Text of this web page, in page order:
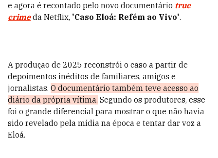
e agora é recontado pelo novo documentário true
crimeda Netflix, 'Caso Eloá: Refém ao Vivo'.
A produção de 2025 reconstrói o caso a partir de
depoimentos inéditos de familiares, amigos e
jornalistas. O documentário também teve acesso ao
diário da própria vítima. Segundo os produtores, esse
foi o grande diferencial para mostrar o que não havia
sido revelado pela mídia na época e tentar dar voz a
Eloá.